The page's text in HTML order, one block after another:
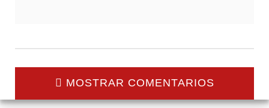
MOSTRAR COMENTARIOS